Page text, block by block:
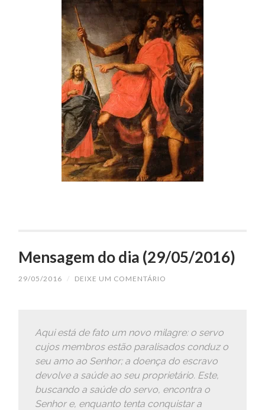
Mensagem do dia (29/05/2016)
29/05/2016 / DEIXE UM COMENTÁRIO
Aqui está de fato um novo milagre: o servo
cujos membros estão paralisados conduz o
seu amo ao Senhor; a doença do escravo
devolve a saúde ao seu proprietário. Este,
buscando a saúde do servo, encontra o
Senhor e, enquanto tenta conquistar a